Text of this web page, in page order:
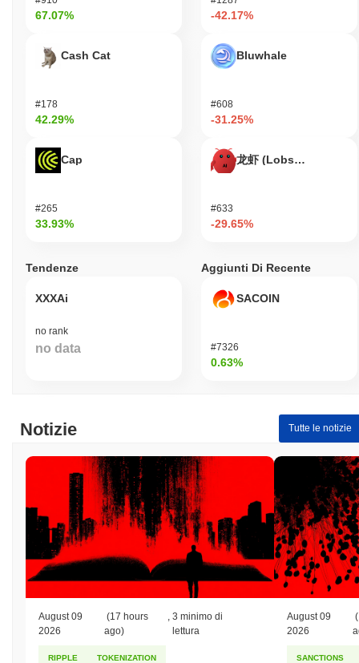
67.07%
Cash Cat
#178
42.29%
Cap
#265
33.93%
-42.17%
Bluwhale
#608
-31.25%
龙虾 (Lobster)
#633
-29.65%
Tendenze
XXXAi
no rank
no data
Aggiunti Di Recente
SACOIN
#7326
0.63%
Notizie Tutte le notizie
August 09
2026
(17 hours
ago)
3 minimo di
lettura
RIPPLE TOKENIZATION
August 09
2026
SANCTIONS